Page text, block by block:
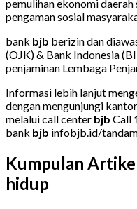
pemulihan ekonomi
pengaman sosial
bank bjb berizin dan
(OJK) & Bank Indonesia
penjaminan Lembaga
Informasi lebih lanjut
dengan mengunjungi
melalui call center bjb Call
bank bjb infobjb.id/
Kumpulan
hidup